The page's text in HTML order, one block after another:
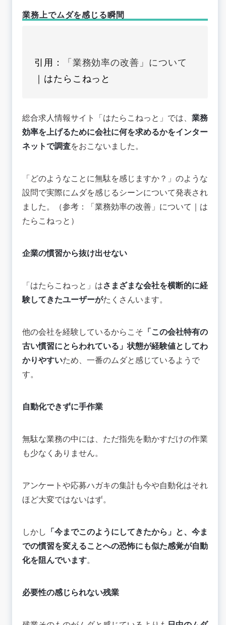
業務上でムダを感じる瞬間
引用：
「業務効率の改善」について
｜はたらこねっと
総合求人情報サイト「はたらこねっと」では、 業務
効率を上げるために会社に何を求めるかをインター
ネットで調査をおこないました。
「どのようなことに無駄を感じますか？」のような
設問で実際にムダを感じるシーンについて発表され
ました。（参考：
「業務効率の改善」について ｜は
たらこねっと）
企業の慣習から抜け出せない
「はたらこねっと」はさまざまな会社を横断的に経
験してきたユーザーがたくさんいます。
他の会社を経験しているからこそ 「この会社特有の
古い慣習にとらわれている」状態が経験値としてわ
かりやすいため、一番のムダと感じているようで
す。
自動化できずに手作業
無駄な業務の中には、ただ指先を動かすだけの作業
も少なくありません。
アンケートや応募ハガキの集計も今や自動化はそれ
ほど大変ではないはず。
しかし 「今までこのようにしてきたから」と、今ま
での慣習を変えることへの恐怖にも似た感覚が自動
化を阻んでいます。
必要性の感じられない残業